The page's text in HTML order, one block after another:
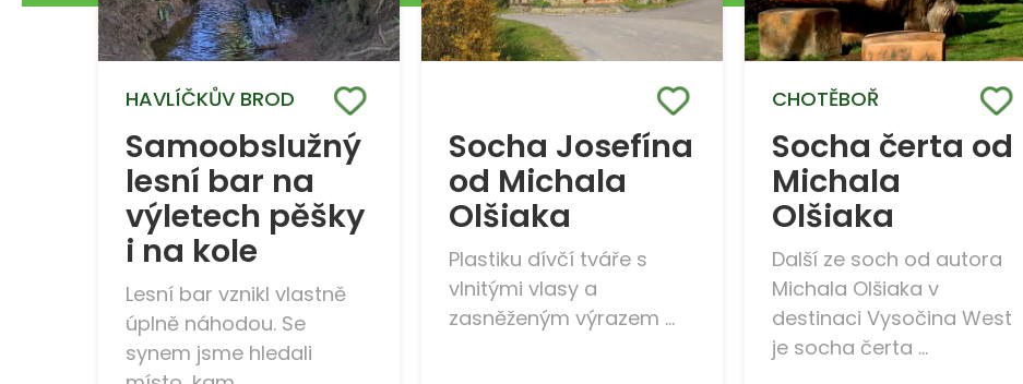
HAVLÍČKŮV BROD
Samoobslužný
lesní bar na
výletech pěšky
i na kole
Lesní bar vznikl vlastně
úplně náhodou. Se
synem jsme hledali
Socha Josefína
od Michala
Olšiaka
Plastiku dívčí tváře s
vlnitými vlasy a
zasněženým výrazem ...
CHOTĚBOŘ
Socha čerta od
Michala
Olšiaka
Další ze soch od autora
Michala Olšiaka v
destinaci Vysočina West
je socha čerta ...